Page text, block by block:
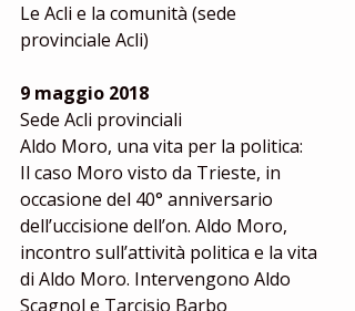
Le Acli e la comunità (sede
provinciale Acli)
9 maggio 2018
Sede Acli provinciali
Aldo Moro, una vita per la politica:
Il caso Moro visto da Trieste, in
occasione del 40° anniversario
dell’uccisione dell’on. Aldo Moro,
incontro sull’attività politica e la vita
di Aldo Moro. Intervengono Aldo
Scagnol e Tarcisio Barbo